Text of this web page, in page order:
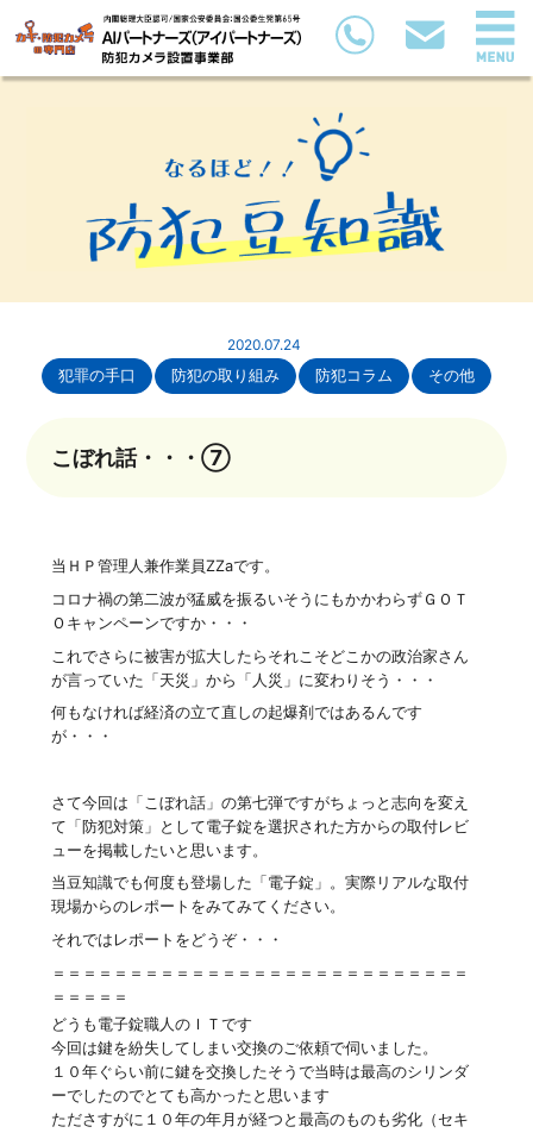
2020.07.24
犯罪の手口
防犯の取り組み 防犯コラム その他
こぼれ話・・・⑦
当ＨＰ管理人兼作業員ZZaです。
コロナ禍の第二波が猛威を振るいそうにもかかわらずＧＯＴ
Ｏキャンペーンですか・・・
これでさらに被害が拡大したらそれこそどこかの政治家さん
が言っていた「天災」から「人災」に変わりそう・・・
何もなければ経済の立て直しの起爆剤ではあるんです
が・・・
さて今回は「こぼれ話」の第七弾ですがちょっと志向を変え
て「防犯対策」として電子錠を選択された方からの取付レビ
ューを掲載したいと思います。
当豆知識でも何度も登場した「電子錠」。実際リアルな取付
現場からのレポートをみてみてください。
それではレポートをどうぞ・・・
＝＝＝＝＝＝＝＝＝＝＝＝＝＝＝＝＝＝＝＝＝＝＝＝＝＝＝
＝＝＝＝＝
どうも電子錠職人のＩＴです
今回は鍵を紛失してしまい交換のご依頼で伺いました。
１０年ぐらい前に鍵を交換したそうで当時は最高のシリンダ
ーでしたのでとても高かったと思います
たださすがに１０年の年月が経つと最高のものも劣化（セキ